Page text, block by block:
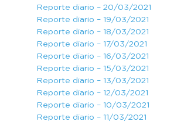
Reporte diario – 20/03/2021
Reporte diario – 19/03/2021
Reporte diario – 18/03/2021
Reporte diario – 17/03/2021
Reporte diario – 16/03/2021
Reporte diario – 15/03/2021
Reporte diario – 13/03/2021
Reporte diario – 12/03/2021
Reporte diario – 10/03/2021
Reporte diario – 11/03/2021